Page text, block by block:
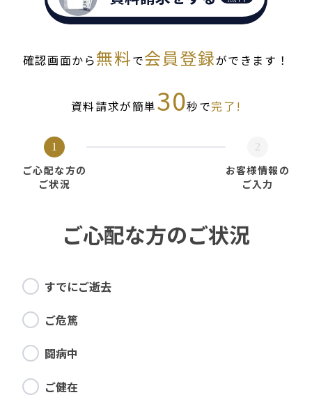
確認画面から無料で会員登録ができます！
資料請求が簡単30秒で完了!
1
ご心配な方の
ご状況
2
お客様情報の
ご入力
ご心配な方のご状況
すでにご逝去
ご危篤
闘病中
ご健在